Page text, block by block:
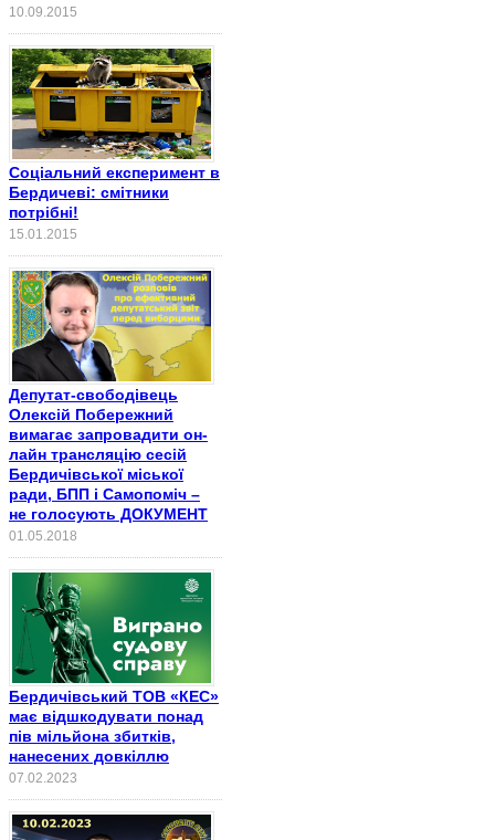
10.09.2015
Соціальний експеримент в
Бердичеві: смітники
потрібні!
15.01.2015
Депутат-свободівець
Олексій Побережний
вимагає запровадити он-
лайн трансляцію сесій
Бердичівської міської
ради, БПП і Самопоміч –
не голосують ДОКУМЕНТ
01.05.2018
Бердичівський ТОВ «КЕС»
має відшкодувати понад
пів мільйона збитків,
нанесених довкіллю
07.02.2023